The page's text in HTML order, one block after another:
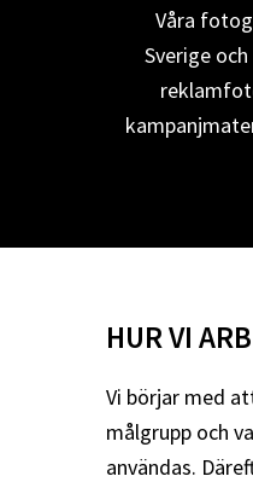
Våra
Sverige
HUR VI
Vi börjar med
målgrupp och
användas.